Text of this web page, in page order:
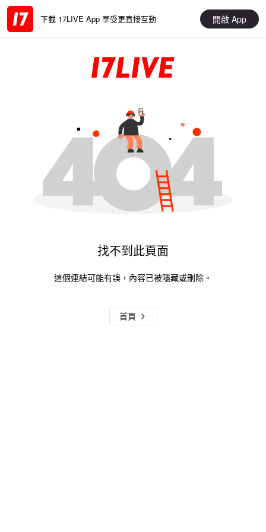
下載 17LIVE App 享受更直接互動 開啟 App
找不到此頁面
這個連結可能有誤，內容已被隱藏或刪除。
首頁